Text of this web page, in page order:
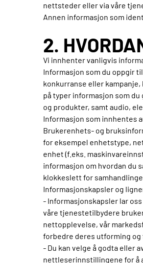
nettsteder eller via våre
Annen informasjon som
2.
Vi innhenter vanligvis
Informasjon som du oppgir
konkurranse eller
på typer informasjon som
og produkter, samt audio,
Informasjon som innhentes
Brukerenhets- og
for eksempel enhetstype,
enhet (f.eks.
informasjon om hvordan du
klokkeslett for
Informasjonskapsler og
- Informasjonskapsler lar
våre tjenestetilbydere
nettopplevelse, vår
forbedre deres utforming og
- Du kan velge å godta eller
nettleserinnstillingene for å